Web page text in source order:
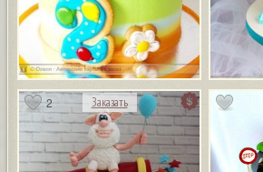
2 Заказать